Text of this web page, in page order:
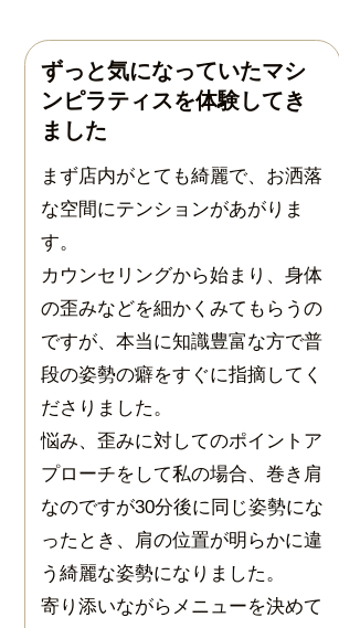
ずっと気になっていたマシ
ンピラティスを体験してき
ました
まず店内がとても綺麗で、お洒落
な空間にテンションがあがりま
す。
カウンセリングから始まり、身体
の歪みなどを細かくみてもらうの
ですが、本当に知識豊富な方で普
段の姿勢の癖をすぐに指摘してく
ださりました。
悩み、歪みに対してのポイントア
プローチをして私の場合、巻き肩
なのですが30分後に同じ姿勢にな
ったとき、肩の位置が明らかに違
う綺麗な姿勢になりました。
寄り添いながらメニューを決めて